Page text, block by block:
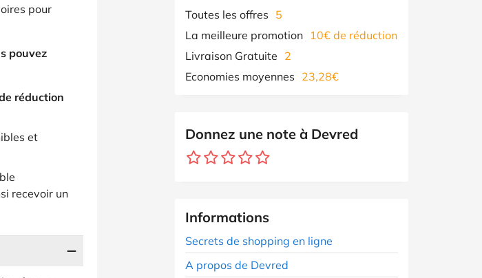
Toutes les offres 5
La meilleure promotion 10€ de réduction
Livraison Gratuite 2
Economies moyennes 23,28€
Donnez une note à Devred
Informations
Secrets de shopping en ligne
A propos de Devred
pour
pouvez
réduction
et
recevoir un